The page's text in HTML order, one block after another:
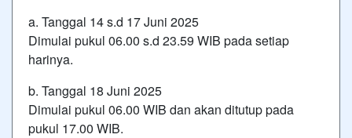
a. Tanggal 14 s.d 17 Juni 2025
Dimulai pukul 06.00 s.d 23.59 WIB pada setiap
harinya.
b. Tanggal 18 Juni 2025
Dimulai pukul 06.00 WIB dan akan ditutup pada
pukul 17.00 WIB.